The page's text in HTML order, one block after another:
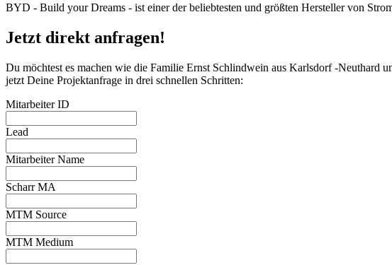
BYD - Build your Dreams - ist einer der beliebtesten und größten Hersteller von
Jetzt direkt anfragen!
Du möchtest es machen wie die Familie Ernst Schlindwein aus Karlsdorf -Neuthard
jetzt Deine Projektanfrage in drei schnellen Schritten:
Mitarbeiter ID
Lead
Mitarbeiter Name
Scharr MA
MTM Source
MTM Medium